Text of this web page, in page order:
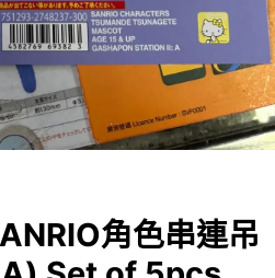
角色串連吊